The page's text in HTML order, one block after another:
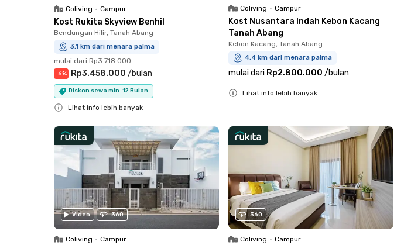
Coliving • Campur
Kost Rukita Skyview Benhil
Bendungan Hilir, Tanah Abang
3.1 km dari menara palma
mulai dari Rp3.718.000
-6% Rp3.458.000 /bulan
Diskon sewa min. 12 Bulan
Lihat info lebih banyak
Coliving • Campur
Kost Nusantara Indah Kebon Kacang
Tanah Abang
Kebon Kacang, Tanah Abang
4.4 km dari menara palma
mulai dari Rp2.800.000 /bulan
Lihat info lebih banyak
Video 360
Coliving • Campur
360
Coliving • Campur